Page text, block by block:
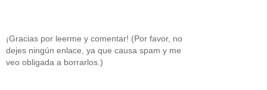
¡Gracias por leerme y comentar! (Por favor, no
dejes ningún enlace, ya que causa spam y me
veo obligada a borrarlos.)